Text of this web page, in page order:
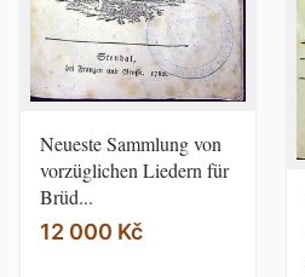
Neueste Sammlung von
vorzüglichen Liedern für
Brüd...
12 000 Kč